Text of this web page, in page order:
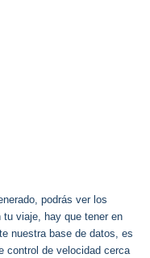
podrás ver los
viaje, hay que tener en
nuestra base de datos, es
control de velocidad cerca